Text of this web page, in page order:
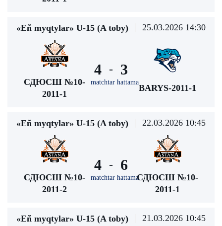
«Eñ myqtylar» U-15 (A toby) 25.03.2026 14:30
СДЮСШ №10-
2011-1
4 -
matchtar hattama
3
BARYS-2011-1
«Eñ myqtylar» U-15 (A toby) 22.03.2026 10:45
СДЮСШ №10-
2011-2
4 -
matchtar hattama
6
СДЮСШ №10-
2011-1
«Eñ myqtylar» U-15 (A toby) 21.03.2026 10:45